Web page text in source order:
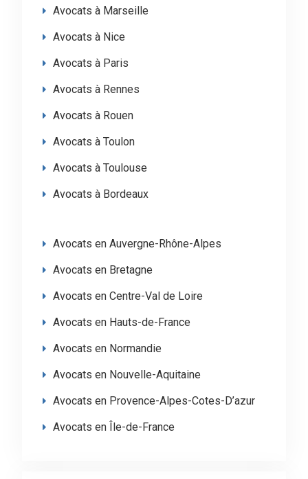
Avocats à Marseille
Avocats à Nice
Avocats à Paris
Avocats à Rennes
Avocats à Rouen
Avocats à Toulon
Avocats à Toulouse
Avocats à Bordeaux
Avocats en Auvergne-Rhône-Alpes
Avocats en Bretagne
Avocats en Centre-Val de Loire
Avocats en Hauts-de-France
Avocats en Normandie
Avocats en Nouvelle-Aquitaine
Avocats en Provence-Alpes-Cotes-D’azur
Avocats en Île-de-France